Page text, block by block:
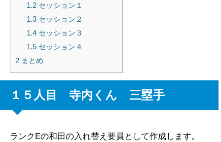
1.2セッション１
1.3セッション２
1.4セッション３
1.5セッション４
2 まとめ
１５人目 寺内くん 三塁手
ランクEの和田の入れ替え要員として作成します。